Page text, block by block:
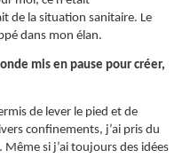
de la situation sanitaire. Le
dans mon élan.
mis en pause pour créer,
de lever le pied et de
confinements, j’ai pris du
si j’ai toujours des idées